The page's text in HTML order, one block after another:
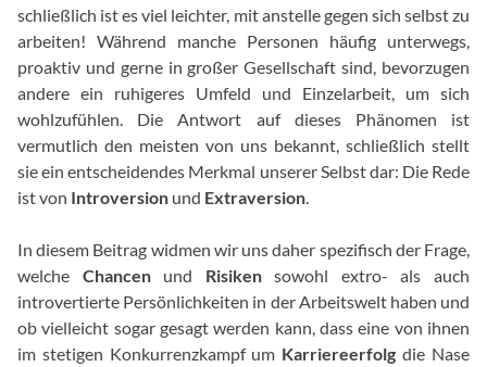
schließlich ist es viel leichter, mit anstelle gegen sich selbst zu
arbeiten! Während manche Personen häufig unterwegs,
proaktiv und gerne in großer Gesellschaft sind, bevorzugen
andere ein ruhigeres Umfeld und Einzelarbeit, um sich
wohlzufühlen. Die Antwort auf dieses Phänomen ist
vermutlich den meisten von uns bekannt, schließlich stellt
sie ein entscheidendes Merkmal unserer Selbst dar: Die Rede
ist von Introversion und Extraversion
In diesem Beitrag widmen wir uns daher spezifisch der Frage,
welche Chancenund Risikensowohl extro- als auch
introvertierte Persönlichkeiten in der Arbeitswelt haben und
ob vielleicht sogar gesagt werden kann, dass eine von ihnen
im stetigen Konkurrenzkampf um Karriereerfolg die Nase